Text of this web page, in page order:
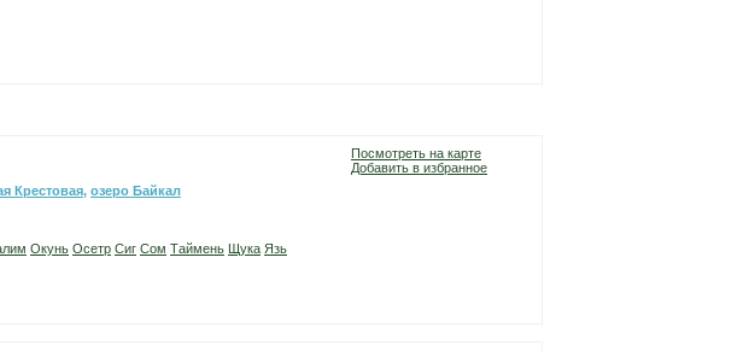
Крестовая, озеро Байкал
Окунь Осетр Сиг Сом Таймень Щука Язь
Посмотреть на карте
Добавить в избранное